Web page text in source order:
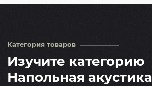
Категория товаров
Изучите категорию
Напольная акустика